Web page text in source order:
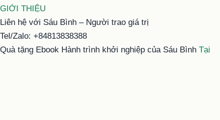
GIỚI THIỆU
Liên hệ với Sáu Bình – Người trao giá trị
Tel/Zalo: +84813838388
Quà tặng Ebook Hành trình khởi nghiệp của Sáu Bình Tại